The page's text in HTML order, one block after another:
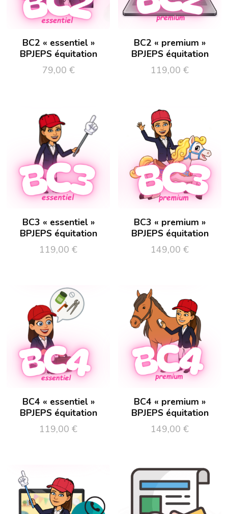
BC2 « essentiel »
BPJEPS équitation
79,00 €
BC2 « premium »
BPJEPS équitation
119,00 €
BC3 « essentiel »
BPJEPS équitation
119,00 €
BC3 « premium »
BPJEPS équitation
149,00 €
BC4 « essentiel »
BPJEPS équitation
119,00 €
BC4 « premium »
BPJEPS équitation
149,00 €